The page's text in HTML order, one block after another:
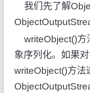
我们先了解
writeObject()方
象序列化。如果
writeObject()方法